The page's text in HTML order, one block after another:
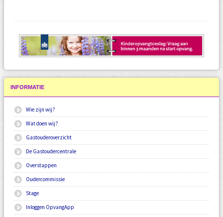
INFORMATIE
Wie zijn wij?
Wat doen wij?
Gastouderoverzicht
De Gastoudercentrale
Overstappen
Oudercommissie
Stage
Inloggen OpvangApp